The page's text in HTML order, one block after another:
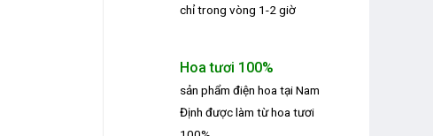
chỉ trong vòng 1-2 giờ
Hoa tươi 100%
sản phẩm điện hoa tại Nam
Định được làm từ hoa tươi